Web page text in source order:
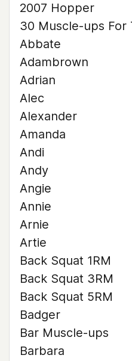
2007 Hopper
30 Muscle-ups For
Abbate
Adambrown
Adrian
Alec
Alexander
Amanda
Andi
Andy
Angie
Annie
Arnie
Artie
Back Squat 1RM
Back Squat 3RM
Back Squat 5RM
Badger
Bar Muscle-ups
Barbara